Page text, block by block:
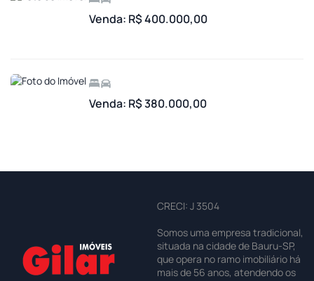
Venda: R$ 400.000,00
Venda: R$ 380.000,00
CRECI: J 3504
Somos uma empresa tradicional,
situada na cidade de Bauru-SP,
que opera no ramo imobiliário há
mais de 56 anos, atendendo os